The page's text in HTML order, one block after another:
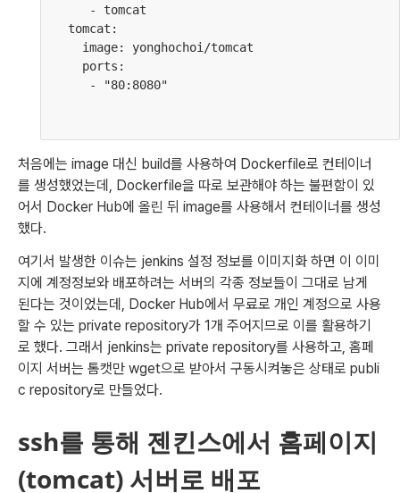
- tomcat
tomcat:
image: yonghochoi/tomcat
ports:
- "80:8080"
처음에는 image 대신 build를 사용하여 Dockerfile로 컨테이너
를 생성했었는데, Dockerfile을 따로 보관해야 하는 불편함이 있
어서 Docker Hub에 올린 뒤 image를 사용해서 컨테이너를 생성
했다.
여기서 발생한 이슈는 jenkins 설정 정보를 이미지화 하면 이 이미
지에 계정정보와 배포하려는 서버의 각종 정보들이 그대로 남게
된다는 것이었는데, Docker Hub에서 무료로 개인 계정으로 사용
할 수 있는 private repository가 1개 주어지므로 이를 활용하기
로 했다. 그래서 jenkins는 private repository를 사용하고, 홈페
이지 서버는 톰캣만 wget으로 받아서 구동시켜놓은 상태로 publi
c repository로 만들었다.
ssh를 통해 젠킨스에서 홈페이지
(tomcat) 서버로 배포